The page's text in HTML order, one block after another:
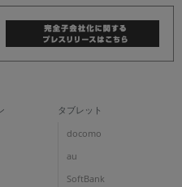
タブレット
docomo
au
SoftBank